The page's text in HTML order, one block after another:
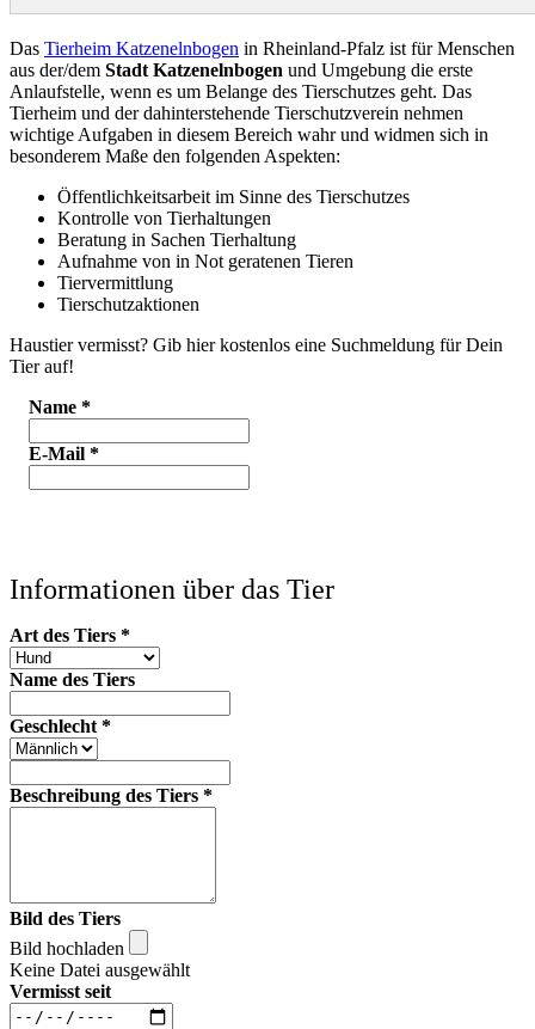
Das Tierheim Katzenelnbogen in Rheinland-Pfalz ist für Menschen
aus der/dem Stadt Katzenelnbogen und Umgebung die erste
Anlaufstelle, wenn es um Belange des Tierschutzes geht. Das
Tierheim und der dahinterstehende Tierschutzverein nehmen
wichtige Aufgaben in diesem Bereich wahr und widmen sich in
besonderem Maße den folgenden Aspekten:
Öffentlichkeitsarbeit im Sinne des Tierschutzes
Kontrolle von Tierhaltungen
Beratung in Sachen Tierhaltung
Aufnahme von in Not geratenen Tieren
Tiervermittlung
Tierschutzaktionen
Haustier vermisst? Gib hier kostenlos eine Suchmeldung für Dein
Tier auf!
Name *
E-Mail *
Informationen über das Tier
Art des Tiers *
Name des Tiers
Geschlecht *
Beschreibung des Tiers *
Bild des Tiers
Bild hochladen
Keine Datei ausgewählt
Vermisst seit